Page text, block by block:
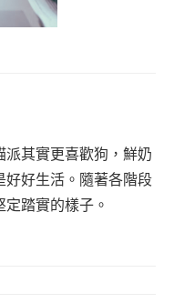
其實更喜歡狗，鮮奶
好好生活。隨著各階段
踏實的樣子。